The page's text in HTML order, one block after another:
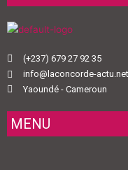
(+237) 679 27 92 35
info@laconcorde-actu.net
Yaoundé - Cameroun
MENU